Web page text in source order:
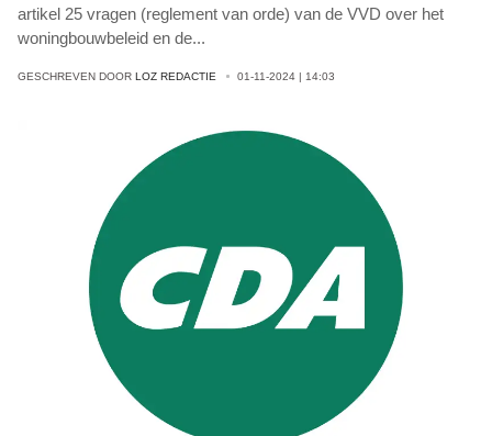
artikel 25 vragen (reglement van orde) van de VVD over het
woningbouwbeleid en de...
GESCHREVEN DOOR LOZ REDACTIE 01-11-2024 | 14:03